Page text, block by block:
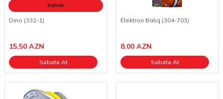
Satıldı
Dino (332-1)
15,50 AZN
Səbətə At
Elektron Balıq (304-703)
8,00 AZN
Səbətə At